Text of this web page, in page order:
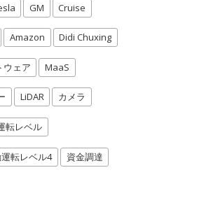
GM Cruise
Amazon Didi Chuxing
ウェア MaaS
LiDAR カメラ
転レベル
転レベル4 資金調達